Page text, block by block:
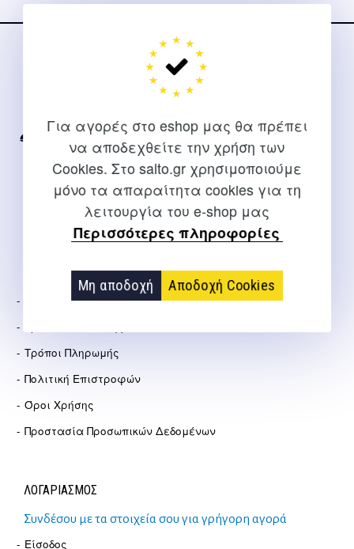
Για αγορές στο eshop μας θα πρέπει
να αποδεχθείτε την χρήση των
Cookies. Στο salto.gr χρησιμοποιούμε
μόνο τα απαραίτητα cookies για τη
λειτουργία του e-shop μας
Περισσότερες πληροφορίες
Μη αποδοχή Αποδοχή Cookies
Για διευκρινίσεις και υποστήριξη παραγγελιών μέσω του
2310 267108
info@salto.gr
Αγγελάκη 21, Θεσσαλονίκη
Σχετικά Με Εμάς
Τρόποι Πληρωμής
Πολιτική Επιστροφών
Όροι Χρήσης
Προστασία Προσωπικών Δεδομένων
ΛΟΓΑΡΙΑΣΜΟΣ
Συνδέσου με τα στοιχεία σου για γρήγορη αγορά
Είσοδος